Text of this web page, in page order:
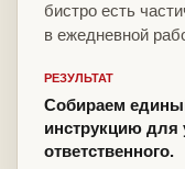
бистро есть
в ежедневной
РЕЗУЛЬТАТ
Собираем
инструкцию
ответственного.